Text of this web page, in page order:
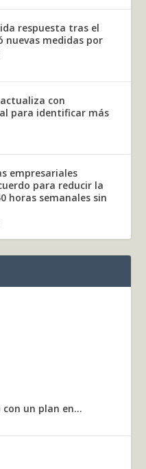
respuesta tras el
nuevas medidas por
actualiza con
para identificar más
empresariales
para reducir la
horas semanales sin
un plan en...